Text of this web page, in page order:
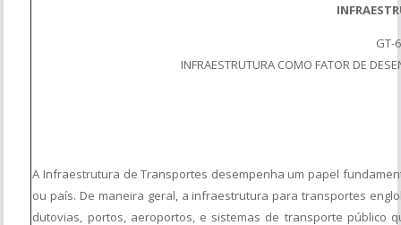
GT-6
INFRAESTRUTURA COMO FATOR DE
A Infraestrutura de Transportes desempenha um papel
ou país. De maneira geral, a infraestrutura para transportes
dutovias, portos, aeroportos, e sistemas de transporte público